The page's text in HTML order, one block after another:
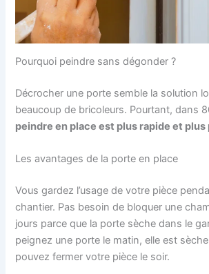
Pourquoi peindre sans dégonder ?
Décrocher une porte semble la solution
beaucoup de bricoleurs. Pourtant, dans
peindre en place est plus rapide et plus
Les avantages de la porte en place
Vous gardez l’usage de votre pièce
chantier. Pas besoin de bloquer une
jours parce que la porte sèche dans le
peignez une porte le matin, elle est
pouvez fermer votre pièce le soir.